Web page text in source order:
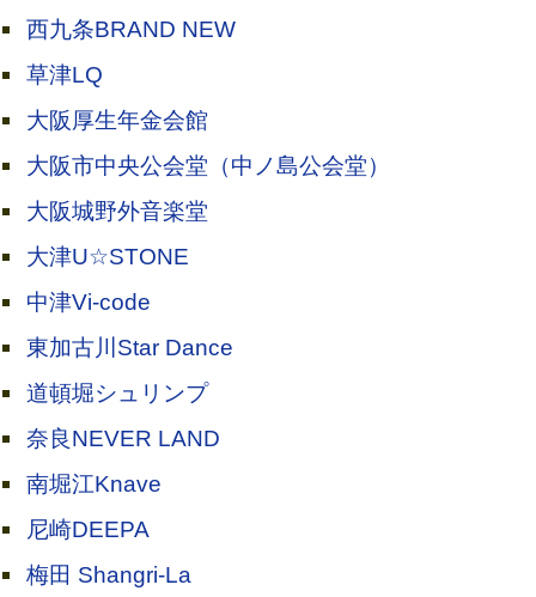
西九条BRAND NEW
草津LQ
大阪厚生年金会館
大阪市中央公会堂（中ノ島公会堂）
大阪城野外音楽堂
大津U☆STONE
中津Vi-code
東加古川Star Dance
道頓堀シュリンプ
奈良NEVER LAND
南堀江Knave
尼崎DEEPA
梅田 Shangri-La